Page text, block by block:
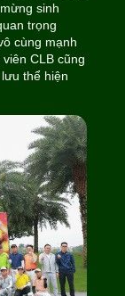
sinh
trọng
cùng mạnh
CLB cũng
thể hiện